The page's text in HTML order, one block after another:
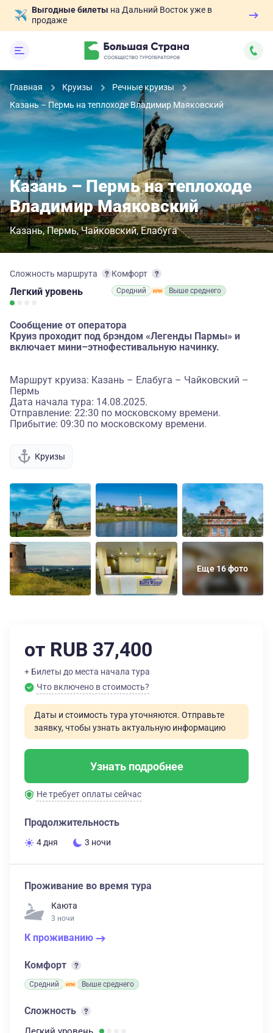
Выгодные билеты на Дальний Восток уже в
продаже
Главная Круизы
Речные круизы
Казань – Пермь на теплоходе Владимир Маяковский
Казань – Пермь на теплоходе
Владимир Маяковский
Казань Пермь Чайковский Елабуга
Сложность маршрута
Легкий уровень
Комфорт
Средний Выше среднего
Сообщение от оператора
Круиз проходит под брэндом «Легенды Пармы» и
включает мини–этнофестивальную начинку.
Маршрут круиза: Казань – Елабуга – Чайковский –
Пермь
Дата начала тура: 14.08.2025.
Отправление: 22:30 по московскому времени.
Прибытие: 09:30 по московскому времени.
Круизы
Еще 16 фото
от RUB 37,400
+ Билеты до места начала тура
Что включено в стоимость?
Даты и стоимость тура уточняются. Отправьте
заявку, чтобы узнать актуальную информацию
Узнать подробнее
Не требует оплаты сейчас
Продолжительность
4 дня 3 ночи
Проживание во время тура
Каюта
3 ночи
К проживанию
Комфорт
Средний Выше среднего
Сложность